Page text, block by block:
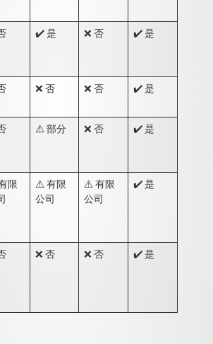
✔️ 是 ❌ 否 ✔️ 是
❌ 否 ❌ 否 ✔️ 是
⚠️ 部分 ❌ 否 ✔️ 是
限
⚠️ 有限
公司
⚠️ 有限
公司
✔️ 是
❌ 否 ❌ 否 ✔️ 是